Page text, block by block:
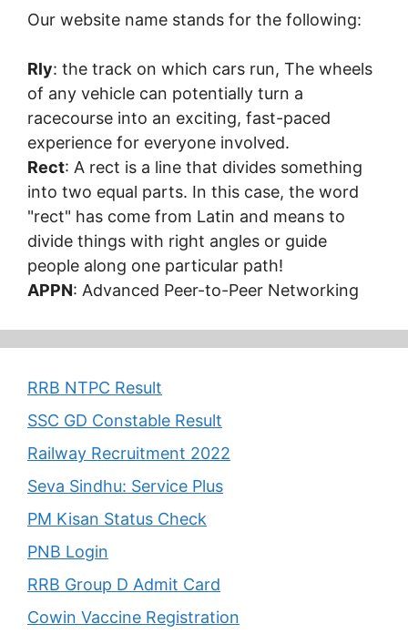
Our website name stands for the following:
Rly: the track on which cars run, The wheels
of any vehicle can potentially turn a
racecourse into an exciting, fast-paced
experience for everyone involved.
Rect: A rect is a line that divides something
into two equal parts. In this case, the word
"rect" has come from Latin and means to
divide things with right angles or guide
people along one particular path!
APPN: Advanced Peer-to-Peer Networking
RRB NTPC Result
SSC GD Constable Result
Railway Recruitment 2022
Seva Sindhu: Service Plus
PM Kisan Status Check
PNB Login
RRB Group D Admit Card
Cowin Vaccine Registration